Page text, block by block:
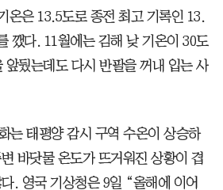
온은 13.5도로 종전 최고 기록인 13.
깼다. 11월에는 김해 낮 기온이 30도
앞뒀는데도 다시 반팔을 꺼내 입는 사
는 태평양 감시 구역 수온이 상승하
바닷물 온도가 뜨거워진 상황이 겹
. 영국 기상청은 9일 “올해에 이어